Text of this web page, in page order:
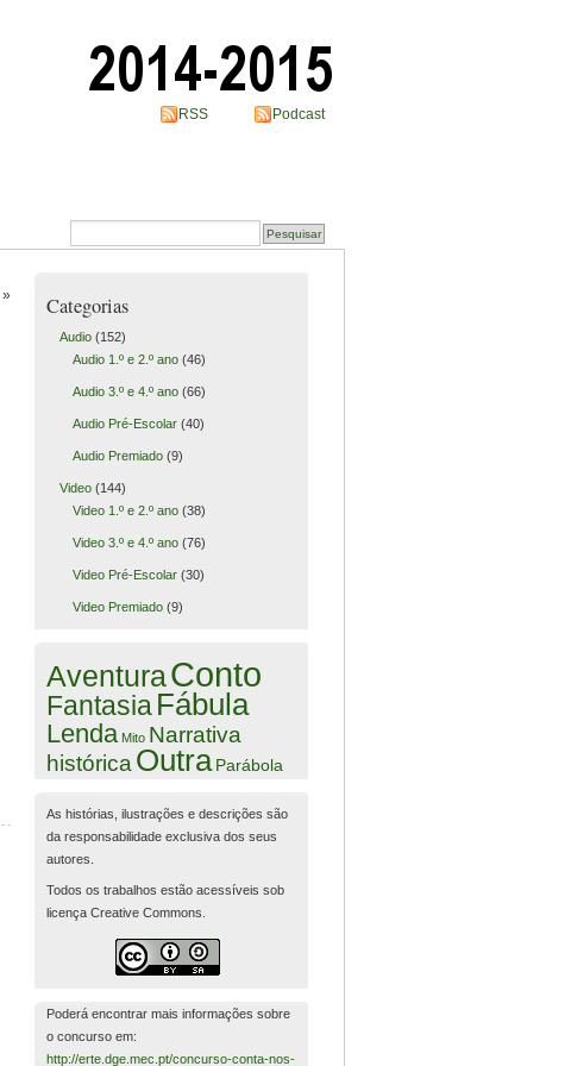
RSS Podcast
» Categorias
Audio(152)
Audio 1.º e 2.º ano(46)
Audio 3.º e 4.º ano(66)
Audio Pré-Escolar(40)
Audio Premiado(9)
Video(144)
Video 1.º e 2.º ano(38)
Video 3.º e 4.º ano(76)
Video Pré-Escolar(30)
Video Premiado(9)
AventuraConto
FantasiaFábula
Lenda Mito Narrativa
históricaOutra Parábola
As histórias, ilustrações e descrições são
da responsabilidade exclusiva dos seus
autores.
Todos os trabalhos estão acessíveis sob
licença Creative Commons.
Poderá encontrar mais informações sobre
o concurso em:
http://erte.dge.mec.pt/concurso-conta-nos-